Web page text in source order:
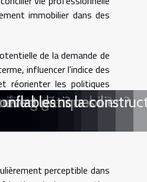
immobilier dans des
de la demande de
influencer l'indice des
réorienter les politiques
professionnels.
perceptible dans
étonnantes
d'entreprise ?
? immobilier ?
?
? ?
énergétiques
dans la